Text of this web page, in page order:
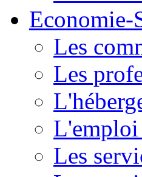
Economie-
Les
Les
Les